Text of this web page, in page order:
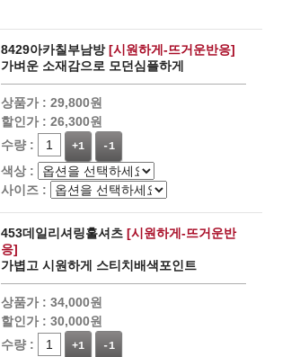
8429아카칠부남방[시원하게-뜨거운반응]
가벼운 소재감으로 모던심플하게
상품가 : 29,800원
할인가 : 26,300원
수량 :
+1 -1
색상 :
사이즈 :
453데일리셔링훌셔츠 [시원하게-뜨거운반
응]
가볍고 시원하게 스티치배색포인트
상품가 : 34,000원
할인가 : 30,000원
수량 :
+1 -1